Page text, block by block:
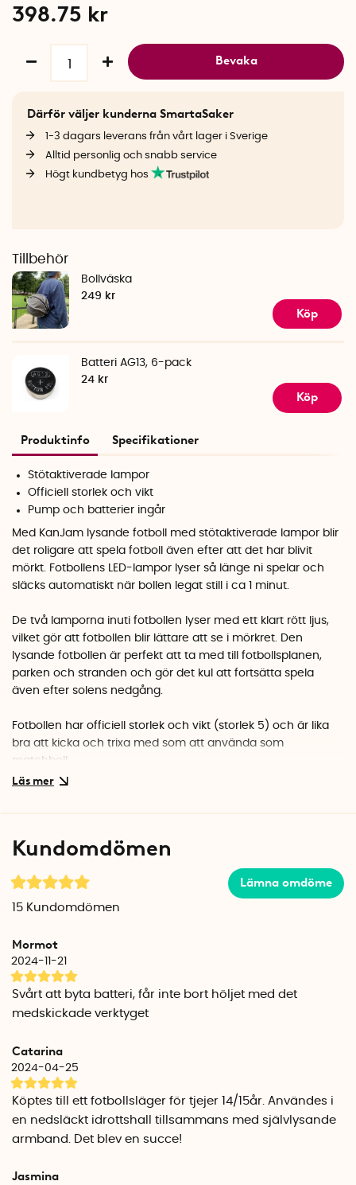
398.75 kr
Bevaka
Därför väljer kunderna SmartaSaker
1-3 dagars leverans från vårt lager i Sverige
Alltid personlig och snabb service
Högt kundbetyg hos
Tillbehör
Bollväska
249 kr
Köp
Batteri AG13, 6-pack
24 kr
Köp
Produktinfo Specifikationer
Stötaktiverade lampor
Officiell storlek och vikt
Pump och batterier ingår
Med KanJam lysande fotboll med stötaktiverade lampor blir
det roligare att spela fotboll även efter att det har blivit
mörkt. Fotbollens LED-lampor lyser så länge ni spelar och
släcks automatiskt när bollen legat still i ca 1 minut.
De två lamporna inuti fotbollen lyser med ett klart rött ljus,
vilket gör att fotbollen blir lättare att se i mörkret. Den
lysande fotbollen är perfekt att ta med till fotbollsplanen,
parken och stranden och gör det kul att fortsätta spela
även efter solens nedgång.
Fotbollen har officiell storlek och vikt (storlek 5) och är lika
bra att kicka och trixa med som att använda som
matchboll.
behöver du dra bort skyddsplasten som sitter för
batterierna. Därefter tänds lamporna så snart ni börjar spela
med fotbollen.
att pilla bort de två transparenta skydden som sitter för
lamporna. Fiska sedan upp batteribehållaren med verktyget
och byt batterierna.
I förpackningen
Fotboll KanJam Illuminate
Kundomdömen
Lämna omdöme
15 Kundomdömen
Mormot
2024-11-21
Svårt att byta batteri, får inte bort höljet med det
medskickade verktyget
Catarina
2024-04-25
Köptes till ett fotbollsläger för tjejer 14/15år. Användes i
en nedsläckt idrottshall tillsammans med självlysande
armband. Det blev en succe!
Jasmina